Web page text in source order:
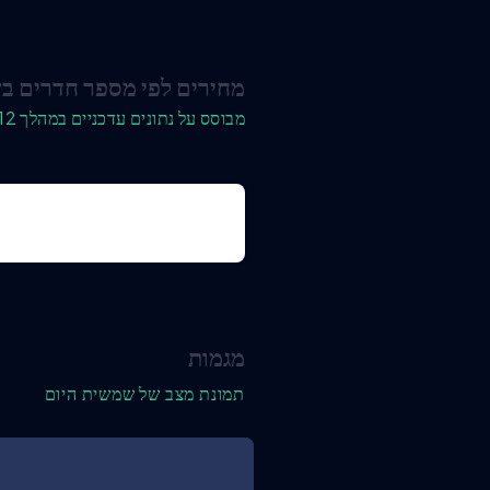
מחירים לפי מספר חדרים
מבוסס על נתונים עדכניים במהלך 12 החודשים האחרונים
מגמות
תמונת מצב של שמשית היום